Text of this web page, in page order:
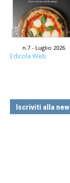
n.7 - Luglio 2026
Edicola Web
Iscriviti alla